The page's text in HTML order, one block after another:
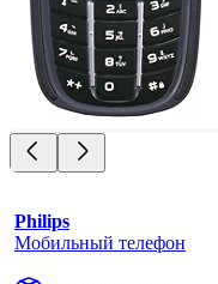
Philips
Мобильный телефон